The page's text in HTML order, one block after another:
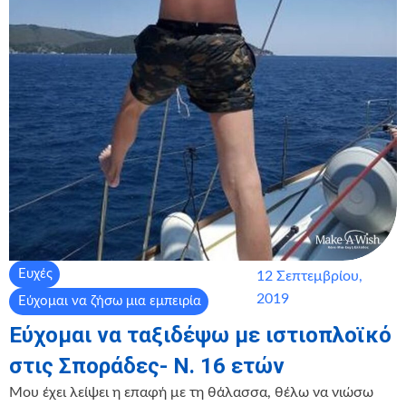
Ευχές
Εύχομαι να ζήσω μια εμπειρία
12 Σεπτεμβρίου,
2019
Εύχομαι να ταξιδέψω με ιστιοπλοϊκό
στις Σποράδες- Ν. 16 ετών
Μου έχει λείψει η επαφή με τη θάλασσα, θέλω να νιώσω